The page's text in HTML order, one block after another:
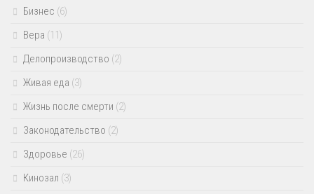
Бизнес (6)
Вера (11)
Делопроизводство (2)
Живая еда (3)
Жизнь после смерти (2)
Законодательство (2)
Здоровье (26)
Кинозал (3)